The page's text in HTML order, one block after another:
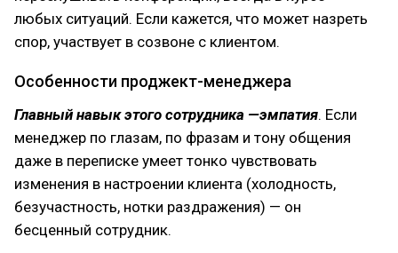
любых ситуаций. Если кажется, что может назреть
спор, участвует в созвоне с клиентом.
Особенности проджект-менеджера
Главный навык этого сотрудника —эмпатия. Если
менеджер по глазам, по фразам и тону общения
даже в переписке умеет тонко чувствовать
изменения в настроении клиента (холодность,
безучастность, нотки раздражения) — он
бесценный сотрудник.